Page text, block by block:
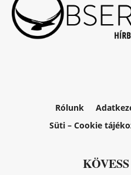
Rólunk
Süti – Cookie